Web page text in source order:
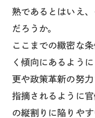
熟であるとはいえ
だろうか。
ここまでの緻密な
く傾向にあるよう
更や政策革新の努
指摘されるように
の縦割りに陥りや